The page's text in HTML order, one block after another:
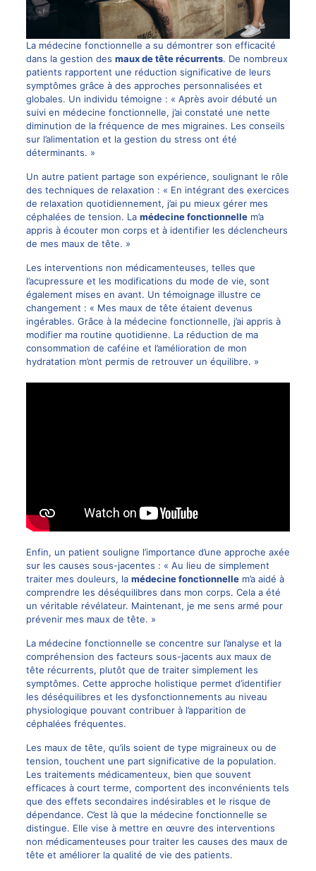
La médecine fonctionnelle a su démontrer son efficacité
dans la gestion des maux de tête récurrents. De nombreux
patients rapportent une réduction significative de leurs
symptômes grâce à des approches personnalisées et
globales. Un individu témoigne : « Après avoir débuté un
suivi en médecine fonctionnelle, j’ai constaté une nette
diminution de la fréquence de mes migraines. Les conseils
sur l’alimentation et la gestion du stress ont été
déterminants. »
Un autre patient partage son expérience, soulignant le rôle
des techniques de relaxation : « En intégrant des exercices
de relaxation quotidiennement, j’ai pu mieux gérer mes
céphalées de tension. La médecine fonctionnellem’a
appris à écouter mon corps et à identifier les déclencheurs
de mes maux de tête. »
Les interventions non médicamenteuses, telles que
l’acupressure et les modifications du mode de vie, sont
également mises en avant. Un témoignage illustre ce
changement : « Mes maux de tête étaient devenus
ingérables. Grâce à la médecine fonctionnelle, j’ai appris à
modifier ma routine quotidienne. La réduction de ma
consommation de caféine et l’amélioration de mon
hydratation m’ont permis de retrouver un équilibre. »
Enfin, un patient souligne l’importance d’une approche axée
sur les causes sous-jacentes : « Au lieu de simplement
traiter mes douleurs, la médecine fonctionnellem’a aidé à
comprendre les déséquilibres dans mon corps. Cela a été
un véritable révélateur. Maintenant, je me sens armé pour
prévenir mes maux de tête. »
La médecine fonctionnelle se concentre sur l’analyse et la
compréhension des facteurs sous-jacents aux maux de
tête récurrents, plutôt que de traiter simplement les
symptômes. Cette approche holistique permet d’identifier
les déséquilibres et les dysfonctionnements au niveau
physiologique pouvant contribuer à l’apparition de
céphalées fréquentes.
Les maux de tête, qu’ils soient de type migraineux ou de
tension, touchent une part significative de la population.
Les traitements médicamenteux, bien que souvent
efficaces à court terme, comportent des inconvénients tels
que des effets secondaires indésirables et le risque de
dépendance. C’est là que la médecine fonctionnelle se
distingue. Elle vise à mettre en œuvre des interventions
non médicamenteuses pour traiter les causes des maux de
tête et améliorer la qualité de vie des patients.